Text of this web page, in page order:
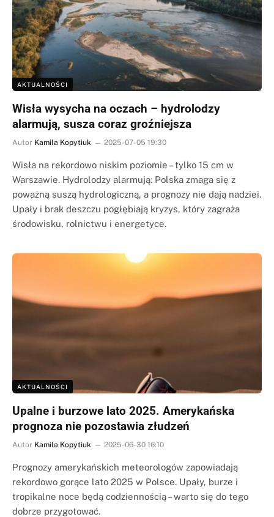
AKTUALNOŚCI
Wisła wysycha na oczach – hydrolodzy
alarmują, susza coraz groźniejsza
Autor Kamila Kopytiuk 2025-07-05 19:30
Wisła na rekordowo niskim poziomie – tylko 15 cm w
Warszawie. Hydrolodzy alarmują: Polska zmaga się z
poważną suszą hydrologiczną, a prognozy nie dają nadziei.
Upały i brak deszczu pogłębiają kryzys, który zagraża
środowisku, rolnictwu i energetyce.
AKTUALNOŚCI
Upalne i burzowe lato 2025. Amerykańska
prognoza nie pozostawia złudzeń
Autor Kamila Kopytiuk 2025-06-30 16:10
Prognozy amerykańskich meteorologów zapowiadają
rekordowo gorące lato 2025 w Polsce. Upały, burze i
tropikalne noce będą codziennością – warto się do tego
dobrze przygotować.